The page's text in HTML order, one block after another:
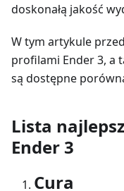
doskonałą jakość
W tym artykule
profilami Ender 3, a
są dostępne
Lista
Ender 3
Cura